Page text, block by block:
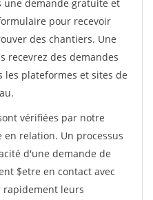
une demande gratuite et
pour recevoir
des chantiers. Une
recevrez des demandes
les plateformes et sites de
vérifiées par notre
relation. Un processus
d'une demande de
$etre en contact avec
leurs